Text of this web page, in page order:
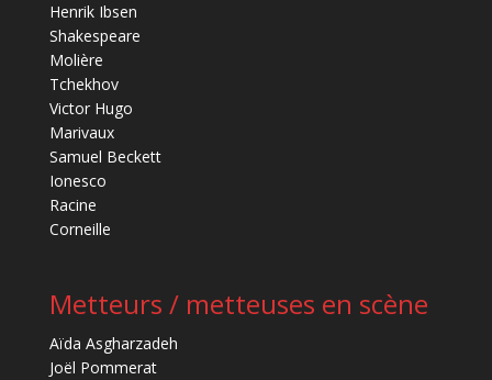
Henrik Ibsen
Shakespeare
Molière
Tchekhov
Victor Hugo
Marivaux
Samuel Beckett
Ionesco
Racine
Corneille
Metteurs / metteuses en scène
Aïda Asgharzadeh
Joël Pommerat